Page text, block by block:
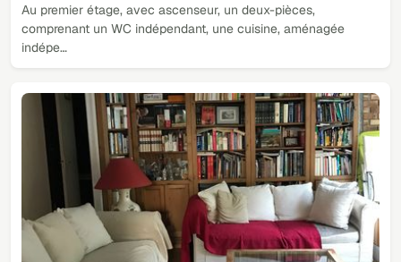
Au premier étage, avec ascenseur, un deux-pièces,
comprenant un WC indépendant, une cuisine, aménagée
indépe…